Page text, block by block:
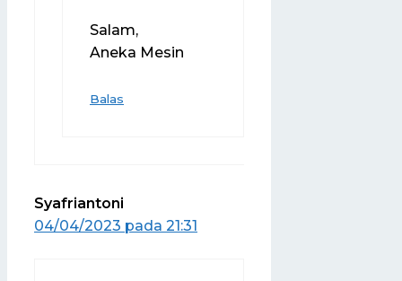
Salam,
Aneka Mesin
Balas
Syafriantoni
04/04/2023 pada 21:31